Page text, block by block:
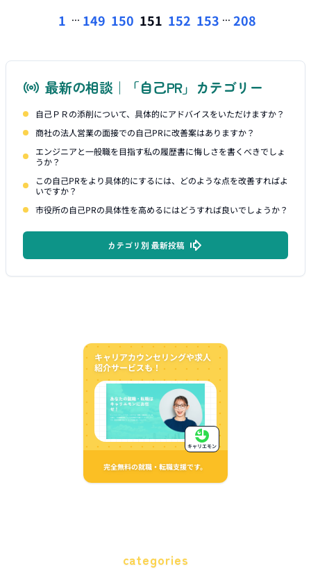
1 ... 149 150 151 152 153 ... 208
最新の相談｜「自己PR」カテゴリー
自己ＰＲの添削について、具体的にアドバイスをいただけますか？
商社の法人営業の面接での自己PRに改善案はありますか？
エンジニアと一般職を目指す私の履歴書に悔しさを書くべきでしょ
うか？
この自己PRをより具体的にするには、どのような点を改善すればよ
いですか？
市役所の自己PRの具体性を高めるにはどうすれば良いでしょうか？
カテゴリ別 最新投稿
キャリアカウンセリングや求人
紹介サービスも！
完全無料の就職・転職支援です。
キャリエモン
categories